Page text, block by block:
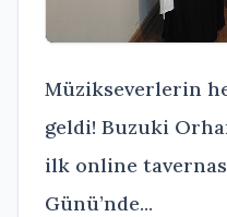
Müzikseverlerin
geldi! Buzuki
ilk online
Günü’nde...